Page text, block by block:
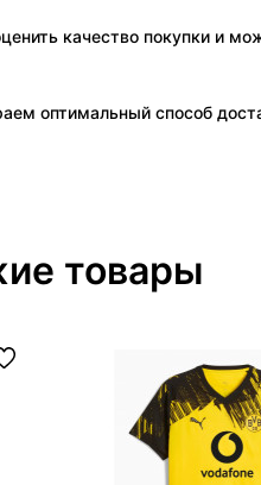
качество покупки и
оптимальный способ
товары